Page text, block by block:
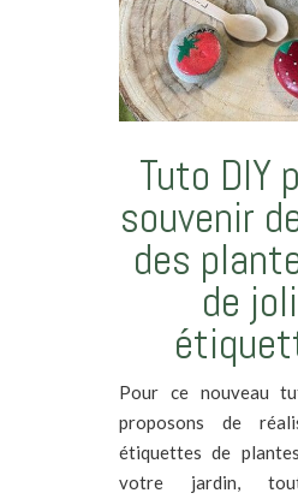
Tuto DIY
souvenir
des
de
Pour ce nouveau
proposons de
étiquettes de
votre jardin,